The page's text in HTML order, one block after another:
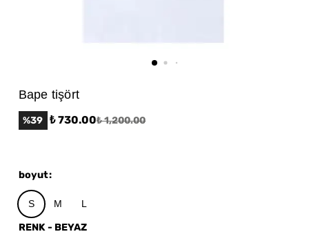
Bape tişört
%39 ₺ 730.00₺ 1,200.00
boyut:
S M L
RENK- BEYAZ